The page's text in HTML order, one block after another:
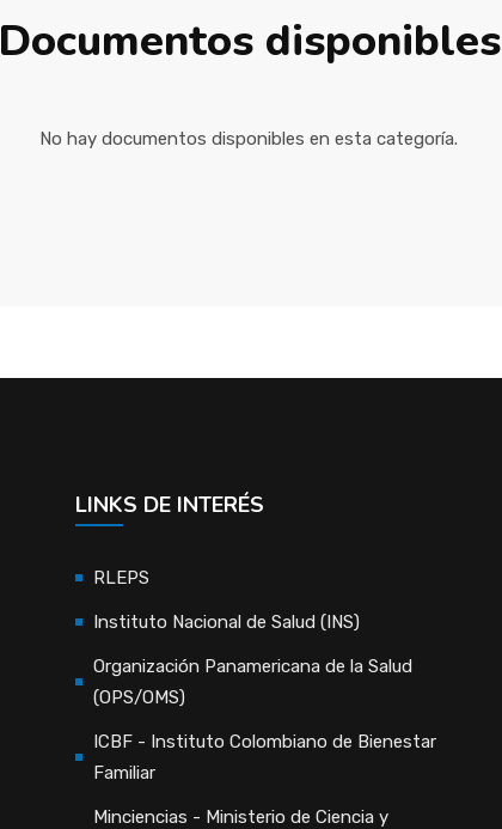
Documentos disponibles
No hay documentos disponibles en esta categoría.
LINKS DE INTERÉS
RLEPS
Instituto Nacional de Salud (INS)
Organización Panamericana de la Salud
(OPS/OMS)
ICBF - Instituto Colombiano de Bienestar
Familiar
Minciencias - Ministerio de Ciencia y